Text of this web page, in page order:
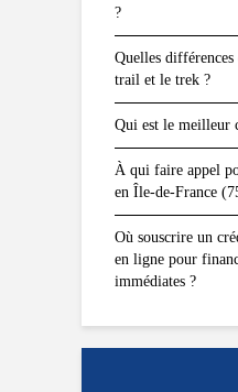
?
Quelles
trail et le trek ?
Qui est le meilleur
À qui faire appel
en Île-de-France
Où souscrire un
en ligne pour
immédiates ?